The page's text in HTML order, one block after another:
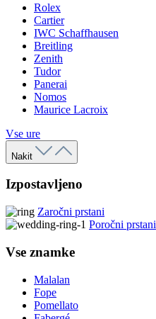
Rolex
Cartier
IWC Schaffhausen
Breitling
Zenith
Tudor
Panerai
Nomos
Maurice Lacroix
Vse ure
Nakit
Izpostavljeno
Zaročni prstani
Poročni prstani
Vse znamke
Malalan
Fope
Pomellato